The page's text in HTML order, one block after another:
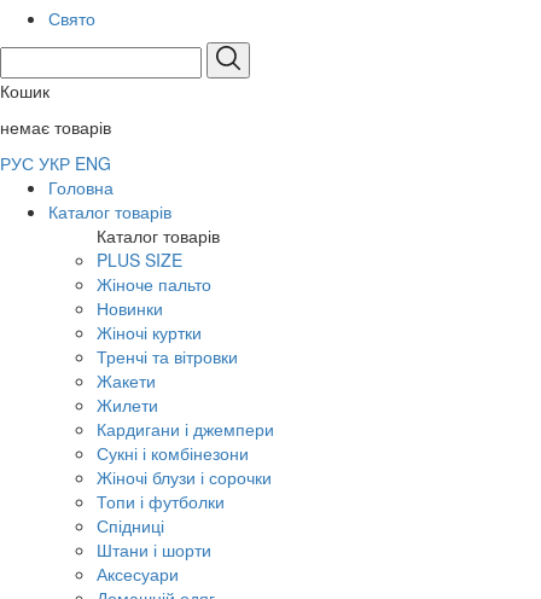
Свято
Кошик
немає товарів
РУС УКР ENG
Головна
Каталог товарів
Каталог товарів
PLUS SIZE
Жіноче пальто
Новинки
Жіночі куртки
Тренчі та вітровки
Жакети
Жилети
Кардигани і джемпери
Сукні і комбінезони
Жіночі блузи і сорочки
Топи і футболки
Спідниці
Штани і шорти
Аксесуари